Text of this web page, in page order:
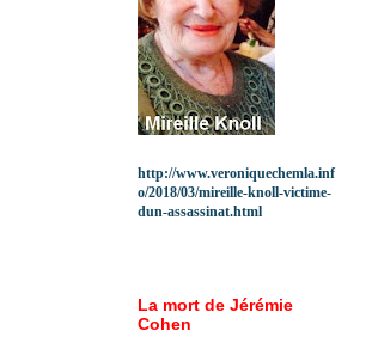
http://www.veroniquechemla.inf
o/2018/03/mireille-knoll-victime-
dun-assassinat.html
La mort de Jérémie
Cohen